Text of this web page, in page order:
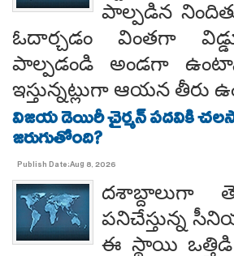
పాల్పడిన
ఓదార్చడం వింతగా
పాల్పడండి అండగా
ఇస్తున్నట్లుగా ఆయన తీరు
విజయ డెయిరీ చైర్మన్ పదవికి
జరుగుతోంది?
Publish Date:Aug 8, 2026
దశాబ్దాలుగా
పనిచేస్తున్న
ఈ స్థాయి ఒత్తిడి